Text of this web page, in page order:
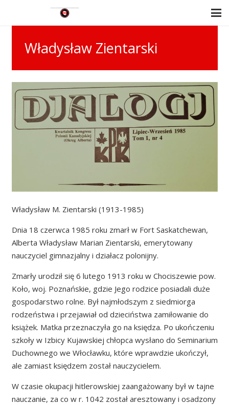
Władysław Zientarski
Władysław M. Zientarski (1913-1985)
Dnia 18 czerwca 1985 roku zmarł w Fort Saskatchewan,
Alberta Władysław Marian Zientarski, emerytowany
nauczyciel gimnazjalny i działacz polonijny.
Zmarły urodził się 6 lutego 1913 roku w Chociszewie pow.
Koło, woj. Poznańskie, gdzie Jego rodzice posiadali duże
gospodarstwo rolne. Był najmłodszym z siedmiorga
rodzeństwa i przejawiał od dzieciństwa zamiłowanie do
książek. Matka przeznaczyła go na księdza. Po ukończeniu
szkoły w Izbicy Kujawskiej chłopca wysłano do Seminarium
Duchownego we Włocławku, które wprawdzie ukończył,
ale zamiast księdzem został nauczycielem.
W czasie okupacji hitlerowskiej zaangażowany był w tajne
nauczanie, za co w r. 1042 został aresztowany i osadzony